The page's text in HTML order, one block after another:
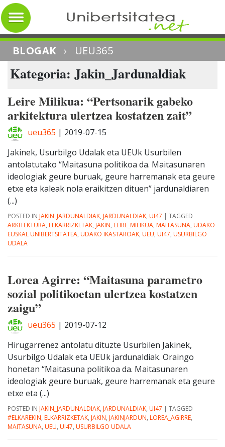
BLOGAK › UEU365
Kategoria: Jakin_Jardunaldiak
Leire Milikua: “Pertsonarik gabeko
arkitektura ulertzea kostatzen zait”
ueu365 | 2019-07-15
Jakinek, Usurbilgo Udalak eta UEUk Usurbilen
antolatutako “Maitasuna politikoa da. Maitasunaren
ideologiak geure buruak, geure harremanak eta geure
etxe eta kaleak nola eraikitzen dituen” jardunaldiaren
(...)
POSTED IN JAKIN_JARDUNALDIAK, JARDUNALDIAK, UI47 | TAGGED
ARKITEKTURA, ELKARRIZKETAK, JAKIN, LEIRE_MILIKUA, MAITASUNA, UDAKO
EUSKAL UNIBERTSITATEA, UDAKO IKASTAROAK, UEU, UI47, USURBILGO
UDALA
Lorea Agirre: “Maitasuna parametro
sozial politikoetan ulertzea kostatzen
zaigu”
ueu365 | 2019-07-12
Hirugarrenez antolatu dituzte Usurbilen Jakinek,
Usurbilgo Udalak eta UEUk jardunaldiak. Oraingo
honetan “Maitasuna politikoa da. Maitasunaren
ideologiak geure buruak, geure harremanak eta geure
etxe eta (...)
POSTED IN JAKIN_JARDUNALDIAK, JARDUNALDIAK, UI47 | TAGGED
#ELKAREKIN, ELKARRIZKETAK, JAKIN, JAKINJARDUN, LOREA_AGIRRE,
MAITASUNA, UEU, UI47, USURBILGO UDALA